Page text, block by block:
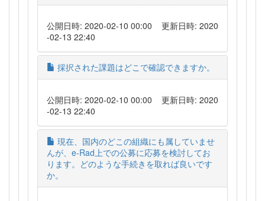
公開日時: 2020-02-10 00:00
更新日時: 2020
-02-13 22:40
採択された課題はどこで確認できますか。
公開日時: 2020-02-10 00:00
更新日時: 2020
-02-13 22:40
現在、国内のどこの組織にも属していませ
んが、e-Rad上での公募に応募を検討してお
ります。どのような手続きを取れば良いです
か。